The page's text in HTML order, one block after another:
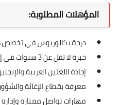
المؤهلات المطلوبة:
درجة بكالوريوس في
خبرة لا تقل عن 3 سنوات في إدارة المشاريع.
إجادة اللغتين العربية
معرفة بقطاع الإغاثة
مهارات تواصل ممتازة